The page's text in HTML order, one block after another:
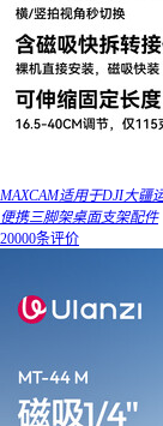
MAXCAM适用于DJI大疆
便携三脚架桌面支架配件
20000条评价